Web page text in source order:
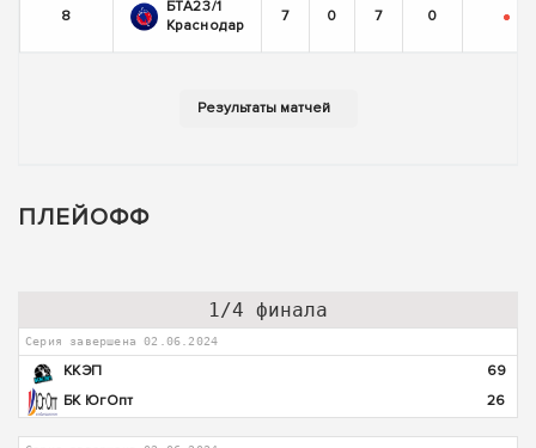
8
БТА23/1
Краснодар
7 0 7 0 -
ПЛЕЙОФФ
1/4 финала
Серия завершена 02.06.2024
ККЭП
69
БК ЮгОпт
26